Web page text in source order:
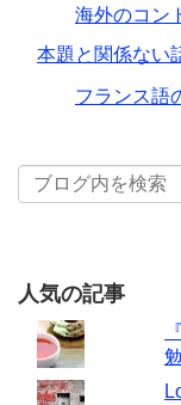
海外のコン
本題と関係ない
フランス語
人気の記事